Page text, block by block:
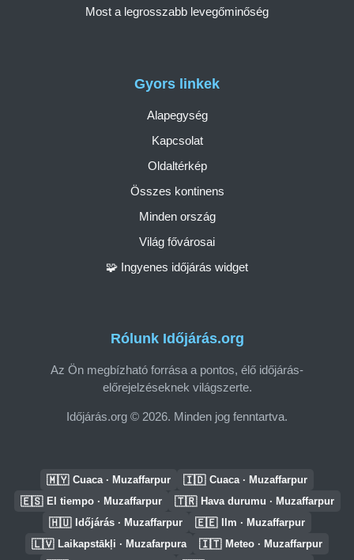
Rólunk Időjárás.org
Az Ön megbízható forrása a pontos, élő időjárás-
előrejelzéseknek világszerte.
Időjárás.org © 2026. Minden jog fenntartva.
Gyors linkek
Alapegység
Kapcsolat
Oldaltérkép
Összes kontinens
Minden ország
Világ fővárosai
🧩 Ingyenes időjárás widget
Most a legrosszabb levegőminőség
🇲🇾 Cuaca · Muzaffarpur 🇮🇩 Cuaca · Muzaffarpur
🇪🇸 El tiempo · Muzaffarpur 🇹🇷 Hava durumu · Muzaffarpur
🇭🇺 Időjárás · Muzaffarpur 🇪🇪 Ilm · Muzaffarpur
🇱🇻 Laikapstākļi · Muzafarpura 🇮🇹 Meteo · Muzaffarpur